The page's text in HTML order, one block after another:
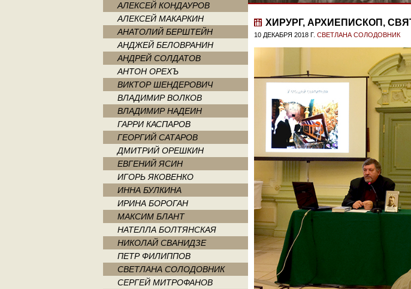
АЛЕКСЕЙ КОНДАУРОВ
АЛЕКСЕЙ МАКАРКИН
АНАТОЛИЙ БЕРШТЕЙН
АНДЖЕЙ БЕЛОВРАНИН
АНДРЕЙ СОЛДАТОВ
АНТОН ОРЕХЪ
ВИКТОР ШЕНДЕРОВИЧ
ВЛАДИМИР ВОЛКОВ
ВЛАДИМИР НАДЕИН
ГАРРИ КАСПАРОВ
ГЕОРГИЙ САТАРОВ
ДМИТРИЙ ОРЕШКИН
ЕВГЕНИЙ ЯСИН
ИГОРЬ ЯКОВЕНКО
ИННА БУЛКИНА
ИРИНА БОРОГАН
МАКСИМ БЛАНТ
НАТЕЛЛА БОЛТЯНСКАЯ
НИКОЛАЙ СВАНИДЗЕ
ПЕТР ФИЛИППОВ
СВЕТЛАНА СОЛОДОВНИК
СЕРГЕЙ МИТРОФАНОВ
ХИРУРГ, АРХИЕПИСКОП,
10 ДЕКАБРЯ 2018 Г. СВЕТЛАНА СОЛОДОВНИК